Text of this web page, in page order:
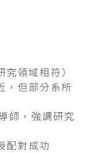
領域相符）
，但部分系所
師，強調研究
配對成功